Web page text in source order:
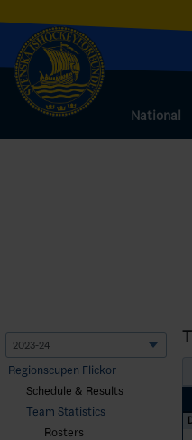
National
Regionscupen Flickor
Schedule & Results
Team Statistics
Rosters